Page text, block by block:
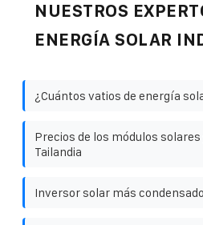
NUESTROS
ENERGÍA SOLAR
¿Cuántos vatios de energía
Precios de los módulos
Tailandia
Inversor solar más